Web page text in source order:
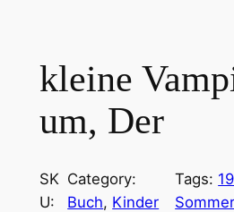
kleine
um, Der
SK
U:
Category:
Buch, Kinder
Tags: